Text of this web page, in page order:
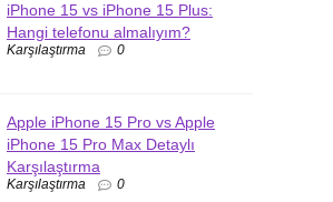
iPhone 15 vs iPhone 15 Plus:
Hangi telefonu almalıyım?
Karşılaştırma 0
Apple iPhone 15 Pro vs Apple
iPhone 15 Pro Max Detaylı
Karşılaştırma
Karşılaştırma 0